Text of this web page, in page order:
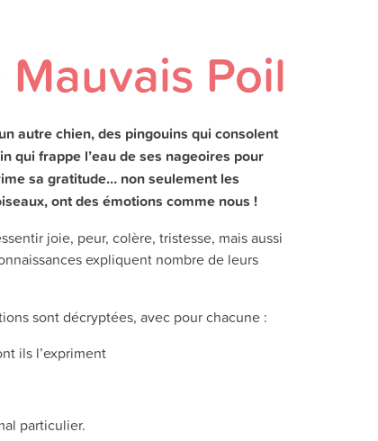
Poil
autre chien, des pingouins qui consolent
qui frappe l’eau de ses nageoires pour
sa gratitude… non seulement les
ont des émotions comme nous !
joie, peur, colère, tristesse, mais aussi
expliquent nombre de leurs
sont décryptées, avec pour chacune :
ils l’expriment
particulier.